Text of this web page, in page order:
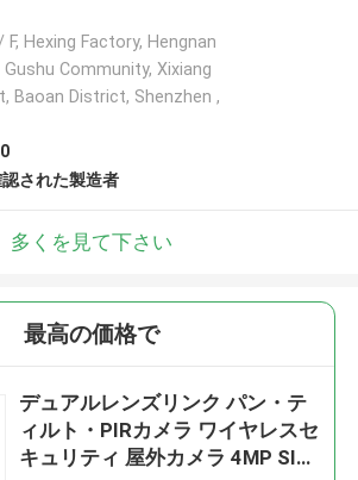
F, Hexing Factory, Hengnan
Gushu Community, Xixiang
Baoan District, Shenzhen ,
された製造者
多くを見て下さい
最高の価格で
デュアルレンズリンク パン・テ
ィルト・PIRカメラ ワイヤレスセ
キュリティ 屋外カメラ 4MP SIM